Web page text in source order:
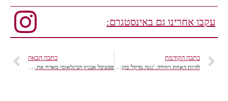
עקבו אחרינו גם באינסטגרם:
כתבה הקודמת
להיות האחת ויחידה. 'נונה מרקל' בקולקציית שיא הקיץ 2016
כתבה הבאה
פסטיבל אבניון הבינלאומי מארח את Orto-DA